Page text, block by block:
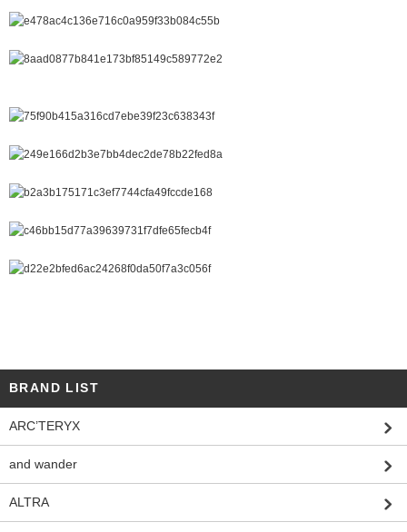
BRAND LIST
ARC’TERYX
and wander
ALTRA